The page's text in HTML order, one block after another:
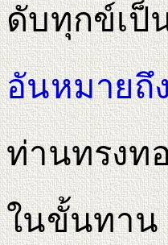
ดับทุกข์เ
อันหมายถึ
ท่านทรงท
ในขั้นทาน